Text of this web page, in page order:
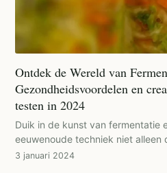
Ontdek de Wereld van
Gezondheidsvoordelen en
testen in 2024
Duik in de kunst van fermentatie
eeuwenoude techniek niet alleen
3 januari 2024